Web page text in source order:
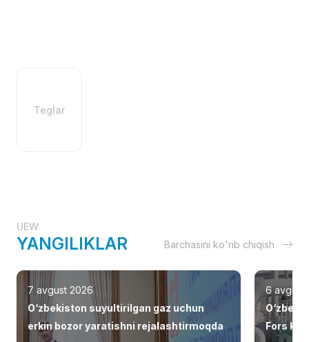
Teglar
UEW
YANGILIKLAR Barchasini ko'rib chiqish
7 avgust 2026
O‘zbekiston suyultirilgan gaz uchun
erkin bozor yaratishni rejalashtirmoqda
6 avgust
Fors